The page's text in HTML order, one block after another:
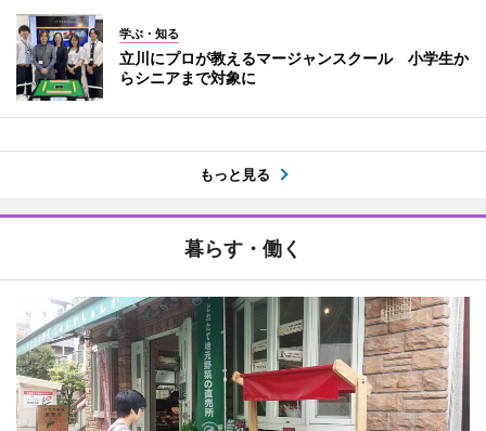
学ぶ・知る
立川にプロが教えるマージャンスクール 小学生か
らシニアまで対象に
もっと見る
暮らす・働く